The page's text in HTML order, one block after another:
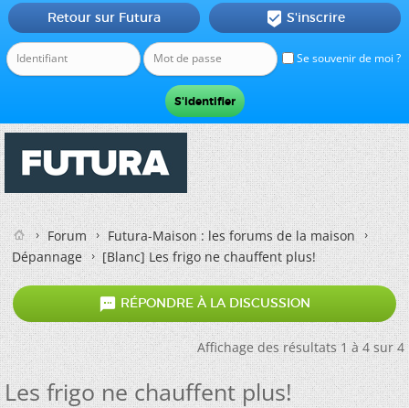
Se souvenir de moi ?
Retour sur Futura  S'inscrire
Forum
Futura-Maison : les forums de la maison
Dépannage
[Blanc]Les frigo ne chauffent plus!
 RÉPONDRE À LA DISCUSSION
Affichage des résultats 1 à 4 sur 4
Les frigo ne chauffent plus!